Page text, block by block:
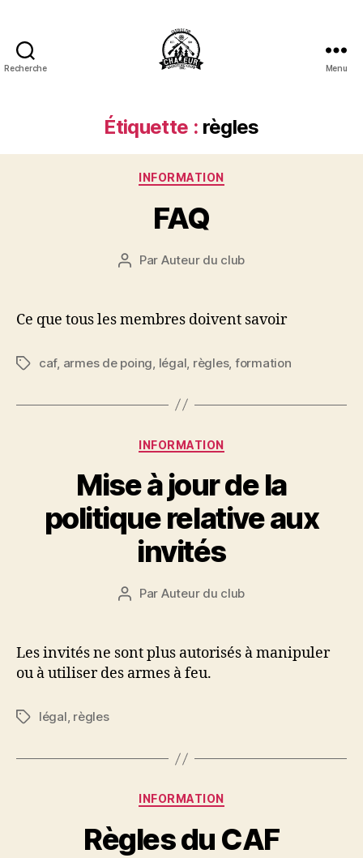
Recherche
Chaleur
Shooting
Club
Inc.
Menu
Étiquette : règles
Catégories
INFORMATION
FAQ
Auteur
Par Auteur du club
Ce que tous les membres doivent savoir
Étiquettes
caf, armes de poing légal règles, formation
Catégories
INFORMATION
Mise à jour de la
politique relative aux
invités
Auteur
Par Auteur du club
Les invités ne sont plus autorisés à manipuler
ou à utiliser des armes à feu.
Étiquettes
légal, règles
Catégories
INFORMATION
Règles du CAF